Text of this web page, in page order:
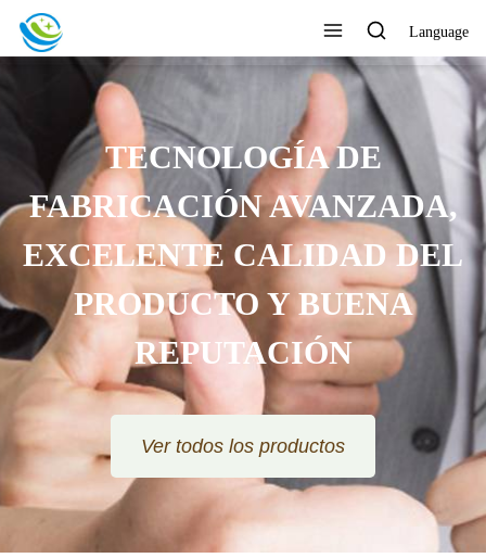
Language
TECNOLOGÍA DE
FABRICACIÓN AVANZADA,
EXCELENTE CALIDAD DEL
PRODUCTO Y BUENA
REPUTACIÓN
Ver todos los productos